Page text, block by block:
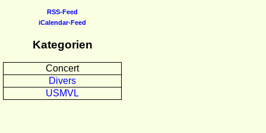
RSS-Feed
iCalendar-Feed
Kategorien
Concert
Divers
USMVL